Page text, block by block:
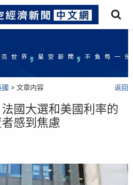
國 > 文章内容 返回
國大選和美國利率的
感到焦慮